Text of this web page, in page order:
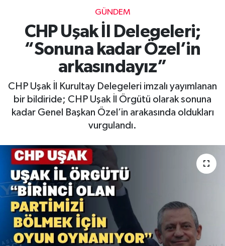
GÜNDEM
CHP Uşak İl Delegeleri;
“Sonuna kadar Özel’in
arkasındayız”
CHP Uşak İl Kurultay Delegeleri imzalı yayımlanan
bir bildiride; CHP Uşak İl Örgütü olarak sonuna
kadar Genel Başkan Özel’in arakasında oldukları
vurgulandı.
Süper Lig Puan Durumu ve Fikstür
Tüm Manşetler
Son Dakika Haberleri
Haber Arşivi